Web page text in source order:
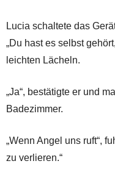
Lucia schaltete das
„Du hast es selbst
leichten Lächeln.
„Ja“, bestätigte er und
Badezimmer.
„Wenn Angel uns ruft“,
zu verlieren.“